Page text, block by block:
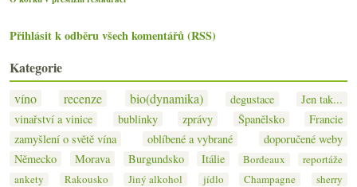
Přihlásit k odběru všech komentářů (RSS)
Kategorie
víno recenze bio(dynamika) degustace
Jen tak...
vinařství a vinice
bublinky zprávy Španělsko
Francie
zamyšlení o světě vína
oblíbené a vybrané
doporučené weby
Německo
Morava Burgundsko Itálie Bordeaux
reportáže
ankety
Rakousko Jiný alkohol jídlo Champagne
sherry